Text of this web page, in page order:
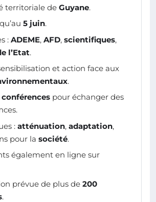
territoriale de Guyane.
5 juin.
: ADEME, AFD, scientifiques,
l’Etat.
et action face aux
.
conférences pour échanger des
: atténuation, adaptation,
pour la société.
également en ligne sur
prévue de plus de 200
.